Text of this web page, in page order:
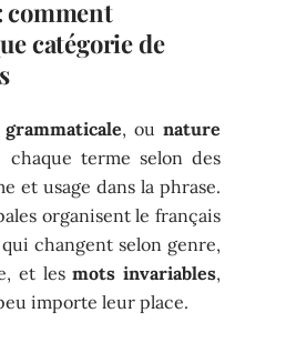
comment
catégorie de
grammaticale, ou nature
chaque terme selon des
et usage dans la phrase.
organisent le français
qui changent selon genre,
et lesmots invariables,
importe leur place.